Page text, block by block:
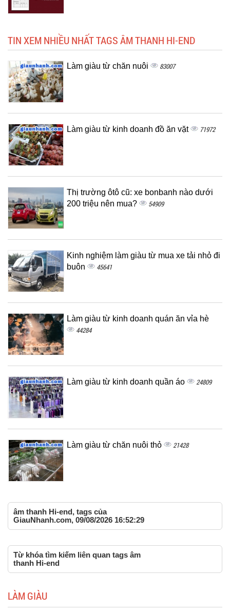
TIN XEM NHIỀU NHẤT TAGS ÂM THANH HI-END
Làm giàu từ chăn nuôi 83007
Làm giàu từ kinh doanh đồ ăn vặt 71972
Thị trường ôtô cũ: xe bonbanh nào dưới
200 triệu nên mua?
54909
Kinh nghiệm làm giàu từ mua xe tải nhỏ đi
buôn
45641
Làm giàu từ kinh doanh quán ăn vỉa hè
44284
Làm giàu từ kinh doanh quần áo 24809
Làm giàu từ chăn nuôi thỏ 21428
âm thanh Hi-end, tags của
GiauNhanh.com, 09/08/2026 16:52:29
Từ khóa tìm kiếm liên quan tags âm
thanh Hi-end
LÀM GIÀU